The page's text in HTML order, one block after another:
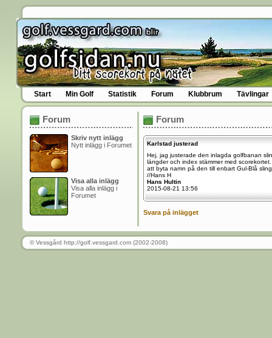
Start Min Golf Statistik Forum Klubbrum Tävlingar
Forum
Skriv nytt inlägg
Nytt inlägg i Forumet
Visa alla inlägg
Visa alla inlägg i
Forumet
Forum
Karlstad justerad
Hej, jag justerade den inlagda golfbanan
längder och index stämmer med
att byta namn på den till enbart Gul-Blå
//Hans H
Hans Hultin
2015-08-21 13:56
Svara på inlägget
© Vessgård http://golf.vessgard.com (2002-2008)